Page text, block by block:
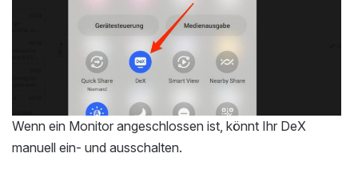
Wenn ein Monitor angeschlossen ist, könnt Ihr DeX
manuell ein- und ausschalten.